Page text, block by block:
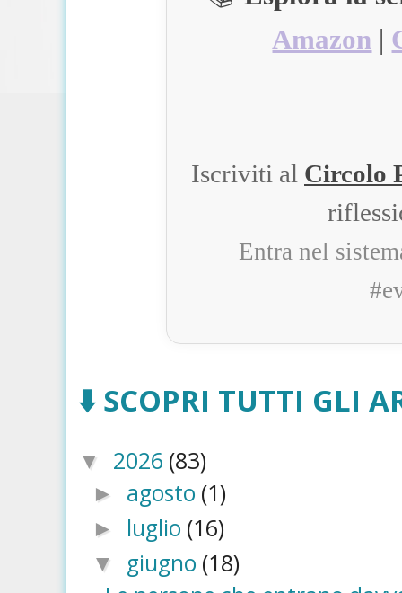
Amazon |
Iscriviti al Circolo
Entra nel
⬇️ SCOPRI TUTTI GLI
▼ 2026 (83)
► agosto (1)
► luglio (16)
▼ giugno (18)